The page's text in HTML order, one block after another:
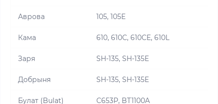
Аврова 105, 105E
Кама 610, 610С, 610CE, 610L
Заря SH-135, SH-135E
Добрыня SH-135, SH-135E
Булат (Bulat) C653P, BT1100A